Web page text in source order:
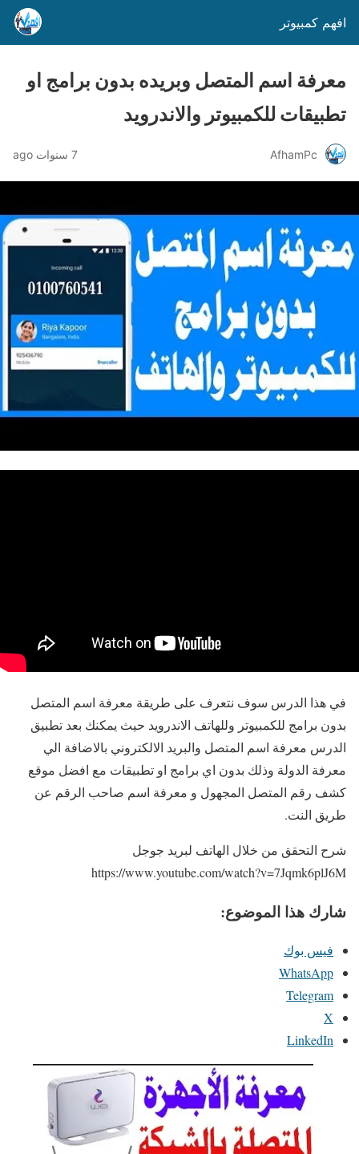
افهم كمبيوتر
معرفة اسم المتصل وبريده بدون برامج او
تطبيقات للكمبيوتر والاندرويد
AfhamPc 7 سنوات ago
في هذا الدرس سوف نتعرف على طريقة معرفة اسم المتصل
بدون برامج للكمبيوتر وللهاتف الاندرويد حيث يمكنك بعد تطبيق
الدرس معرفة اسم المتصل والبريد الالكتروني بالاضافة الي
معرفة الدولة وذلك بدون اي برامج او تطبيقات مع افضل موقع
كشف رقم المتصل المجهول و معرفة اسم صاحب الرقم عن
طريق النت.
شرح التحقق من خلال الهاتف لبريد جوجل
https://www.youtube.com/watch?v=7Jqmk6plJ6M
شارك هذا الموضوع:
فيس بوك
WhatsApp
Telegram
X
LinkedIn